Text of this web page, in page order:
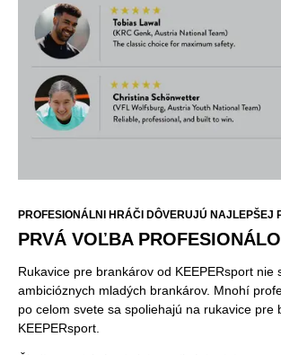
PROFESIONÁLNI HRÁČI DÔVERUJÚ NAJLEPŠEJ
PRVÁ VOĽBA
Rukavice pre brankárov od KEEPERsport nie
ambicióznych mladých brankárov. Mnohí
po celom svete sa spoliehajú na rukavice pre
KEEPERsport.